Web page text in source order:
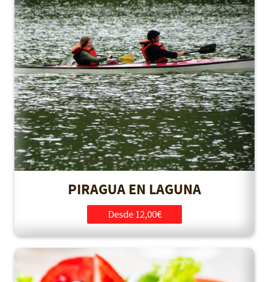
PIRAGUA EN LAGUNA
Desde 12,00€